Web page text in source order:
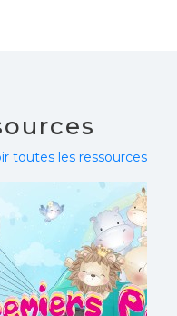
toutes les ressources